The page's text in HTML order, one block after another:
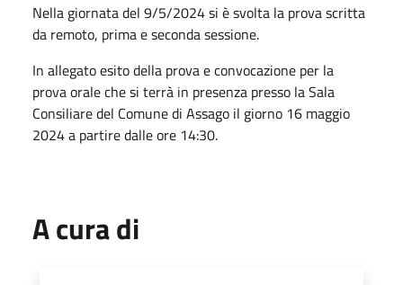
Nella giornata del 9/5/2024 si è svolta la prova scritta
da remoto, prima e seconda sessione.
In allegato esito della prova e convocazione per la
prova orale che si terrà in presenza presso la Sala
Consiliare del Comune di Assago il giorno 16 maggio
2024 a partire dalle ore 14:30.
A cura di